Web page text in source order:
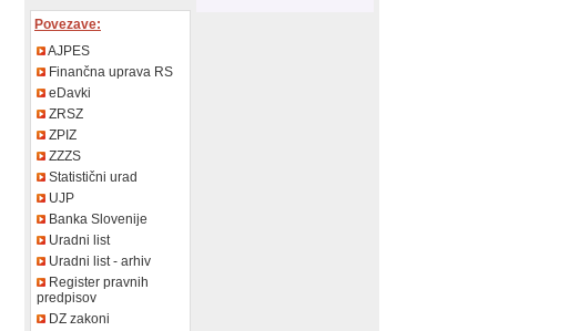
Povezave:
AJPES
Finančna uprava RS
eDavki
ZRSZ
ZPIZ
ZZZS
Statistični urad
UJP
Banka Slovenije
Uradni list
Uradni list - arhiv
Register pravnih
predpisov
DZ zakoni